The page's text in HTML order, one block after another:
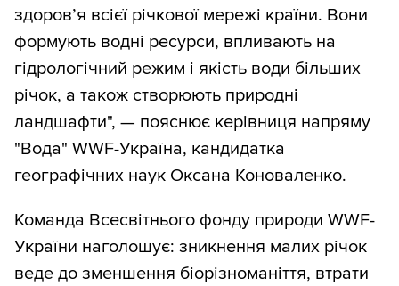
здоров’я всієї річкової мережі країни. Вони
формують водні ресурси, впливають на
гідрологічний режим і якість води більших
річок, а також створюють природні
ландшафти", — пояснює керівниця напряму
"Вода" WWF-Україна, кандидатка
географічних наук Оксана Коноваленко.
Команда Всесвітнього фонду природи WWF-
України наголошує: зникнення малих річок
веде до зменшення біорізноманіття, втрати